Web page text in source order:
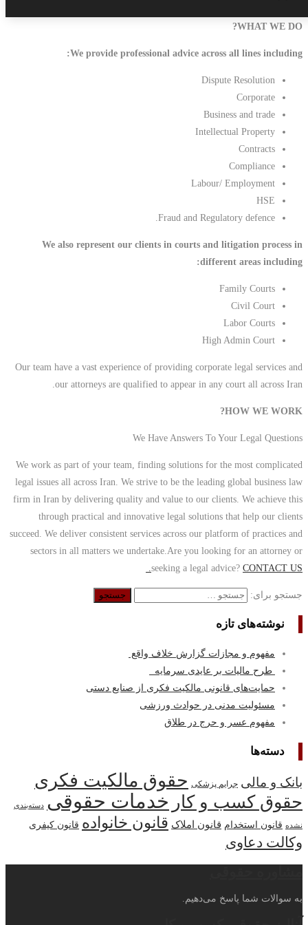
We provide professional advice
Labour/
Fraud and
We also represent our clients in courts and
High
Our team have a vast experience of providing
our attorneys are qualified to appear in any
We Have Answers To
We work as part of your team, finding solutions for
legal issues all across Iran. We strive to be the
firm in Iran by delivering quality and value to our
through practical and innovative legal
succeed. We deliver consistent services across our
sectors in all matters we undertake.Are you
گزارش خلاف واقع
بر عایدی سرمایه
مالکیت فکری از صنایع دستی
در حوادث ورزشی
حرج در طلاق
پزشکی حقوق مالکیت فکری
و کارخدمات حقوقی دسته‌بندی
قانون املاک قانون خانواده قانون کیفری
می‌دهیم.